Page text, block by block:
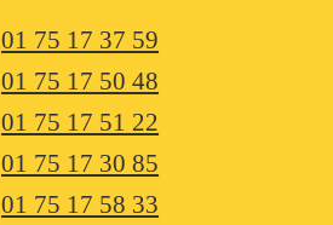
01 75 17 37 59
01 75 17 50 48
01 75 17 51 22
01 75 17 30 85
01 75 17 58 33